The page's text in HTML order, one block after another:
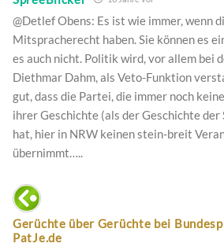
@Detlef Obens: Es ist wie immer, wenn
Mitspracherecht haben. Sie können es
es auch nicht. Politik wird, vor allem bei
Diethmar Dahm, als Veto-Funktion
gut, dass die Partei, die immer noch
ihrer Geschichte (als der Geschichte der
hat, hier in NRW keinen stein-breit
übernimmt…..
Gerüchte über Gerüchte bei
PatJe.de